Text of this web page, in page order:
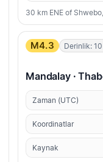
30 km ENE of
M4.3 Derinlik:
Mandalay ·
Zaman (UTC)
Koordinatlar
Kaynak